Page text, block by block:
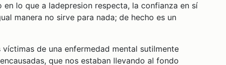
lo que a ladepresion respecta, la confianza en sí
manera no sirve para nada; de hecho es un
de una enfermedad mental sutilmente
que nos estaban llevando al fondo